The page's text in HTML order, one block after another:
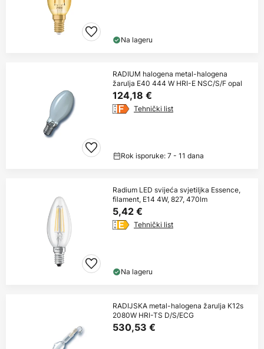
Na lageru
RADIUM halogena metal-halogena
žarulja E40 444 W HRI-E NSC/S/F opal
124,18 €
Tehnički list
Rok isporuke: 7 - 11 dana
Radium LED svijeća svjetiljka Essence,
filament, E14 4W, 827, 470lm
5,42 €
Tehnički list
Na lageru
RADIJSKA metal-halogena žarulja K12s
2080W HRI-TS D/S/ECG
530,53 €